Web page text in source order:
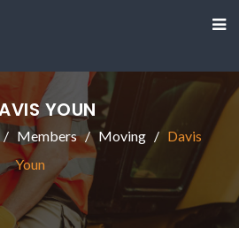
YOUN
Members Moving
Davis
Youn